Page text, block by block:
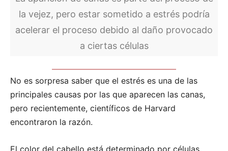
la vejez, pero estar sometido a estrés podría
acelerar el proceso debido al daño provocado
a ciertas células
No es sorpresa saber que el estrés es una de las
principales causas por las que aparecen las canas,
pero recientemente, científicos de Harvard
encontraron la razón.